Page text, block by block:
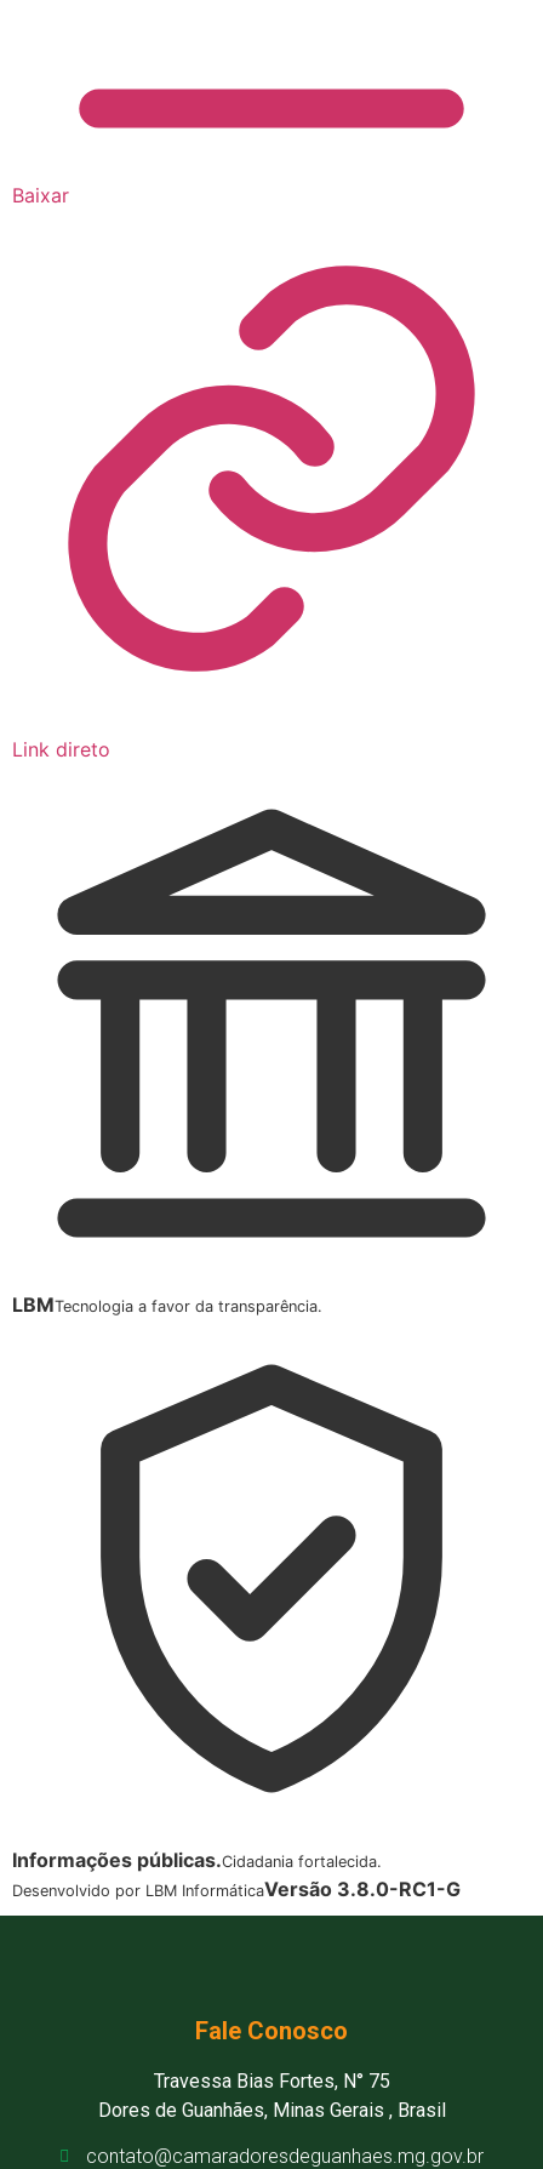
Baixar
Link direto
LBMTecnologia a favor da transparência.
Informações públicas.Cidadania fortalecida.
Desenvolvido por LBM InformáticaVersão 3.8.0-RC1-G
Fale Conosco
Travessa Bias Fortes, N° 75
Dores de Guanhães, Minas Gerais , Brasil
contato@camaradoresdeguanhaes.mg.gov.br